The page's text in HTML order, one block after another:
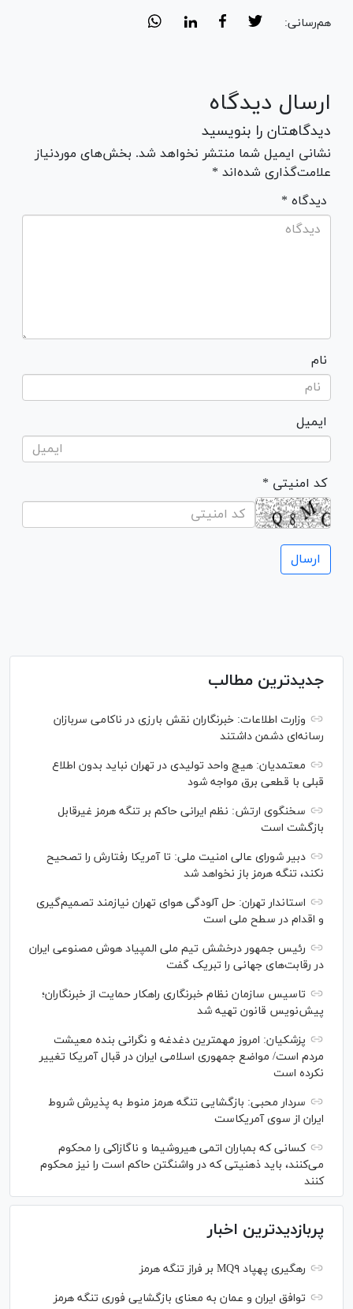
هم‌رسانی:
ارسال دیدگاه
دیدگاهتان را بنویسید
نشانی ایمیل شما منتشر نخواهد شد. بخش‌های موردنیاز
علامت‌گذاری شده‌اند *
* دیدگاه
نام
ایمیل
* کد امنیتی
جدیدترین مطالب
وزارت اطلاعات: خبرنگاران نقش بارزی در ناکامی سربازان
رسانه‌ای دشمن داشتند
معتمدیان: هیچ واحد تولیدی در تهران نباید بدون اطلاع
قبلی با قطعی برق مواجه شود
سخنگوی ارتش: نظم ایرانی حاکم بر تنگه هرمز غیرقابل
بازگشت است
دبیر شورای عالی امنیت ملی: تا آمریکا رفتارش را تصحیح
نکند، تنگه هرمز باز نخواهد شد
استاندار تهران: حل آلودگی هوای تهران نیازمند تصمیم‌گیری
و اقدام در سطح ملی است
رئیس جمهور درخشش تیم ملی المپیاد هوش مصنوعی ایران
در رقابت‌های جهانی را تبریک گفت
تاسیس سازمان نظام خبرنگاری راهکار حمایت از خبرنگاران؛
پیش‌نویس قانون تهیه شد
پزشکیان: امروز مهمترین دغدغه و نگرانی بنده معیشت
مردم است/ مواضع جمهوری اسلامی ایران در قبال آمریکا تغییر
نکرده است
سردار محبی: بازگشایی تنگه هرمز منوط به پذیرش شروط
ایران از سوی آمریکاست
کسانی که بمباران اتمی هیروشیما و ناگازاکی را محکوم
می‌کنند، باید ذهنیتی که در واشنگتن حاکم است را نیز محکوم
کنند
پربازدیدترین اخبار
رهگیری پهپاد MQ۹ بر فراز تنگه هرمز
توافق ایران و عمان به معنای بازگشایی فوری تنگه هرمز